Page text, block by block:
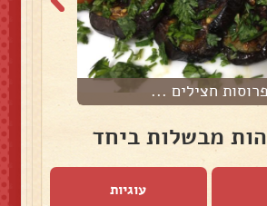
פרוסות חצילים ...
מבשלות ביחד
עוגיות